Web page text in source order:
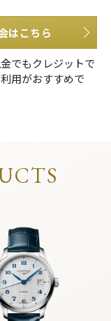
はこちら
でもクレジットで
用がおすすめで